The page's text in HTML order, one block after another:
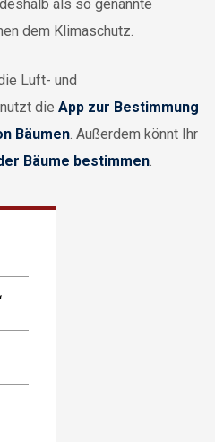
als so genannte
dem Klimaschutz.
Luft- und
die App zur Bestimmung
Bäumen. Außerdem könnt Ihr
Bäume bestimmen.